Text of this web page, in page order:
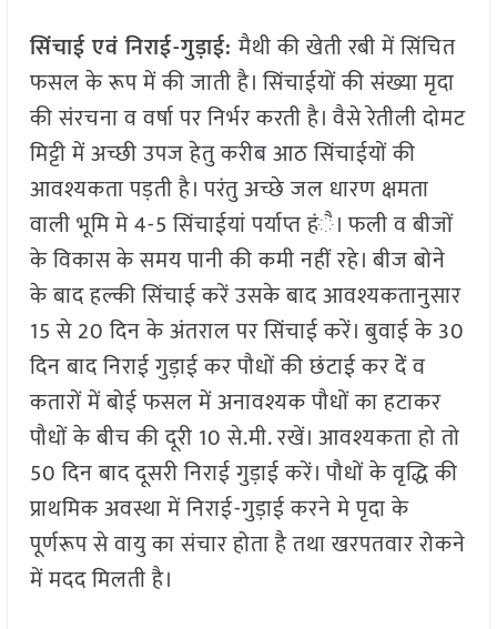
सिंचाई एवं निराई-गुड़ाई:मैथी की खेती रबी में सिंचित
फसल के रूप में की जाती है। सिंचाईयों की संख्या मृदा
की संरचना व वर्षा पर निर्भर करती है। वैसे रेतीली दोमट
मिट्टी में अच्छी उपज हेतु करीब आठ सिंचाईयों की
आवश्यकता पड़ती है। परंतु अच्छे जल धारण क्षमता
वाली भूमि मे 4-5 सिंचाईयां पर्याप्त हंै। फली व बीजों
के विकास के समय पानी की कमी नहीं रहे। बीज बोने
के बाद हल्की सिंचाई करें उसके बाद आवश्यकतानुसार
15 से 20 दिन के अंतराल पर सिंचाई करें। बुवाई के 30
दिन बाद निराई गुड़ाई कर पौधों की छंटाई कर देें व
कतारों में बोई फसल में अनावश्यक पौधों का हटाकर
पौधों के बीच की दूरी 10 से.मी. रखें। आवश्यकता हो तो
50 दिन बाद दूसरी निराई गुड़ाई करें। पौधों के वृद्धि की
प्राथमिक अवस्था में निराई-गुड़ाई करने मे पृदा के
पूर्णरूप से वायु का संचार होता है तथा खरपतवार रोकने
में मदद मिलती है।